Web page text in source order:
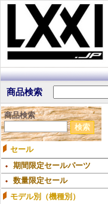
商品検索
商品検索
セール
期間限定セールパーツ
数量限定セール
モデル別（機種別）